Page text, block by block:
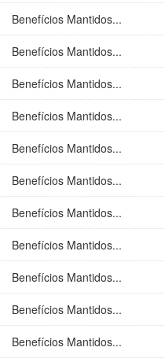
Benefícios Mantidos...
Benefícios Mantidos...
Benefícios Mantidos...
Benefícios Mantidos...
Benefícios Mantidos...
Benefícios Mantidos...
Benefícios Mantidos...
Benefícios Mantidos...
Benefícios Mantidos...
Benefícios Mantidos...
Benefícios Mantidos...